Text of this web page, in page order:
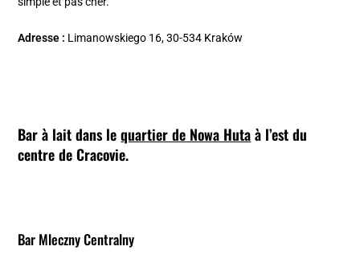
Adresse : Limanowskiego 16, 30-534 Kraków
Bar à lait dans lequartier de Nowa Hutaà l’est du
centre de Cracovie.
Bar Mleczny Centralny